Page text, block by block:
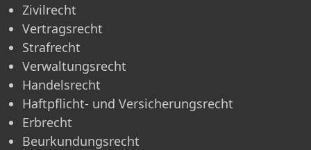
Zivilrecht
Vertragsrecht
Strafrecht
Verwaltungsrecht
Handelsrecht
Haftpflicht- und Versicherungsrecht
Erbrecht
Beurkundungsrecht